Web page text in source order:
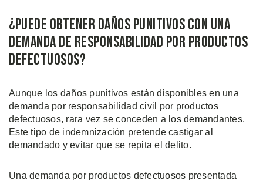
¿Puede Obtener Daños Punitivos con una
Demanda de Responsabilidad por Productos
Defectuosos?
Aunque los daños punitivos están disponibles en una
demanda por responsabilidad civil por productos
defectuosos, rara vez se conceden a los demandantes.
Este tipo de indemnización pretende castigar al
demandado y evitar que se repita el delito.
Una demanda por productos defectuosos presentada